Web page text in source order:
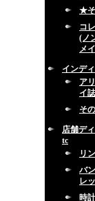
★
コ
(ノ
メ
インデ
ア
イ誌
そ
店舗デ
tc
リ
バ
レ
時